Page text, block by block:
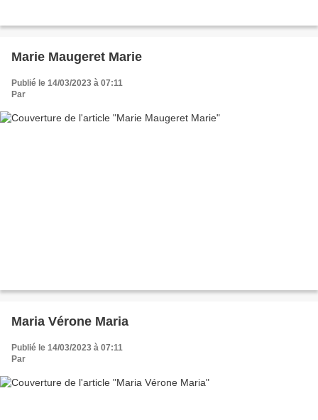
Marie Maugeret Marie
Publié le 14/03/2023 à 07:11
Par
Maria Vérone Maria
Publié le 14/03/2023 à 07:11
Par